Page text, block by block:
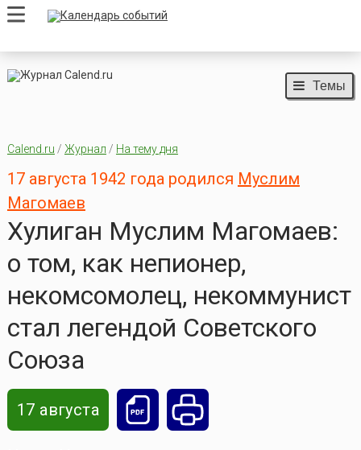
Темы
Calend.ru / Журнал / На тему дня
17 августа 1942 года родился Муслим
Магомаев
Хулиган Муслим Магомаев:
о том, как непионер,
некомсомолец, некоммунист
стал легендой Советского
Союза
17 августа